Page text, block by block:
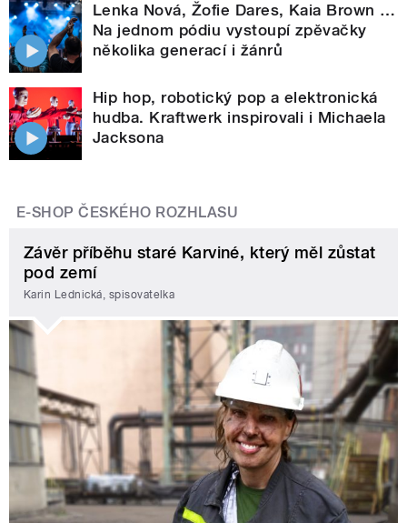
Lenka Nová, Žofie Dares, Kaia Brown …
Na jednom pódiu vystoupí zpěvačky
několika generací i žánrů
Hip hop, robotický pop a elektronická
hudba. Kraftwerk inspirovali i Michaela
Jacksona
E-SHOP ČESKÉHO ROZHLASU
Závěr příběhu staré Karviné, který měl zůstat
pod zemí
Karin Lednická, spisovatelka